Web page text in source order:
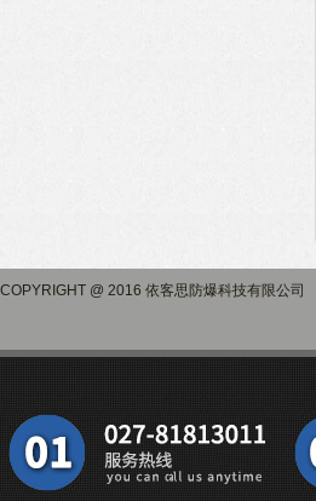
COPYRIGHT @ 2016 依客思防爆科技有限公司